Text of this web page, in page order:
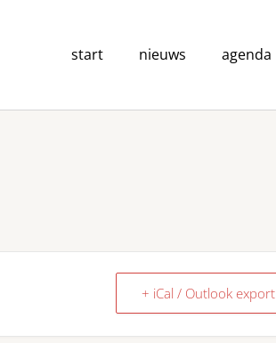
start nieuws agenda
+ iCal / Outlook export